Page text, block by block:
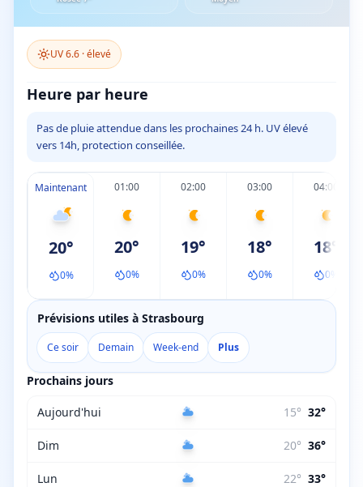
UV6.6 ·élevé
Heure par heure
Pas de pluie attendue dans les prochaines 24 h. UV élevé
vers 14h, protection conseillée.
Maintenant
20°
0%
01:00
20°
0%
02:00
19°
0%
03:00
18°
0%
04:00
18°
0
Prévisions utiles à Strasbourg
Ce soir Demain Week-end Plus
Prochains jours
Aujourd'hui 15° 32°
Dim 20° 36°
Lun 22° 33°